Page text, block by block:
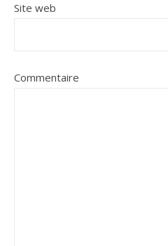
Site web
Commentaire